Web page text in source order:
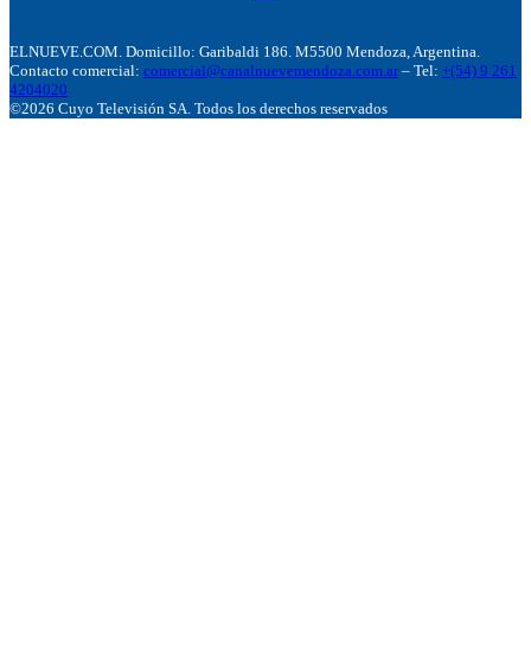
ELNUEVE.COM. Domicillo: Garibaldi 186. M5500 Mendoza, Argentina.
Contacto comercial: comercial@canalnuevemendoza.com.ar – Tel: +(54) 9 261
4204020
©2026 Cuyo Televisión SA. Todos los derechos reservados